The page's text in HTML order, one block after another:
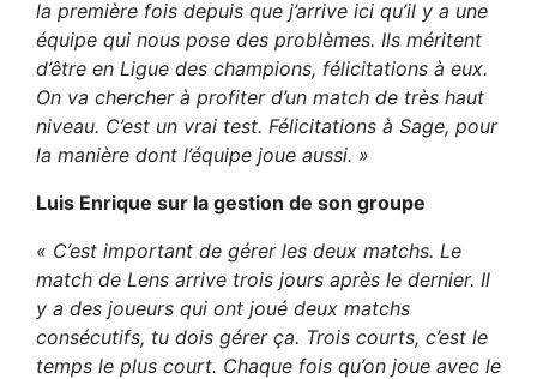
la première fois depuis que j’arrive ici qu’il y a une
équipe qui nous pose des problèmes. Ils méritent
d’être en Ligue des champions, félicitations à eux.
On va chercher à profiter d’un match de très haut
niveau. C’est un vrai test. Félicitations à Sage, pour
la manière dont l’équipe joue aussi. »
Luis Enrique sur la gestion de son groupe
« C’est important de gérer les deux matchs. Le
match de Lens arrive trois jours après le dernier. Il
y a des joueurs qui ont joué deux matchs
consécutifs, tu dois gérer ça. Trois courts, c’est le
temps le plus court. Chaque fois qu’on joue avec le